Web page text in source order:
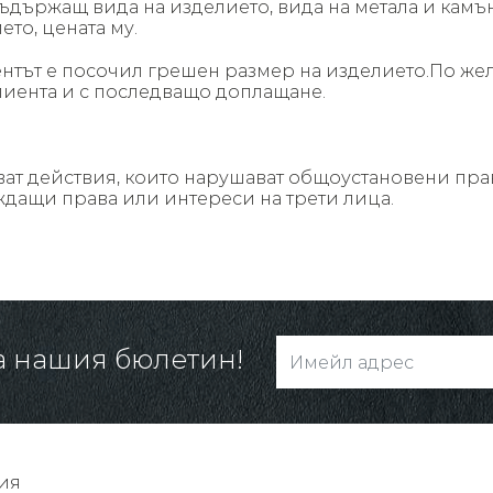
вида на изделието, вида на метала и
цената му.
е посочил грешен размер на изделието.По
и с последващо доплащане.
действия, които нарушават общоустановени
права или интереси на трети лица.
нашия бюлетин!